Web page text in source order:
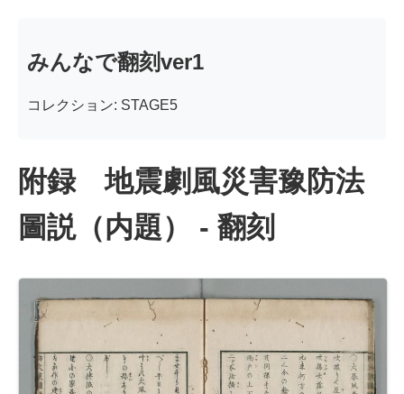
みんなで翻刻ver1
コレクション: STAGE5
附録 地震劇風災害豫防法
圖説（内題） - 翻刻